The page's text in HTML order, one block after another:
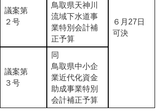
６月27日
可決
議案第
２号
鳥取県天神川
流域下水道事
業特別会計補
正予算
議案第
３号
同
鳥取県中小企
業近代化資金
助成事業特別
会計補正予算